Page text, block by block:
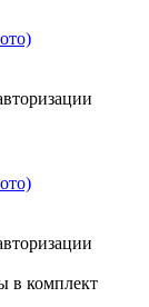
в комплект